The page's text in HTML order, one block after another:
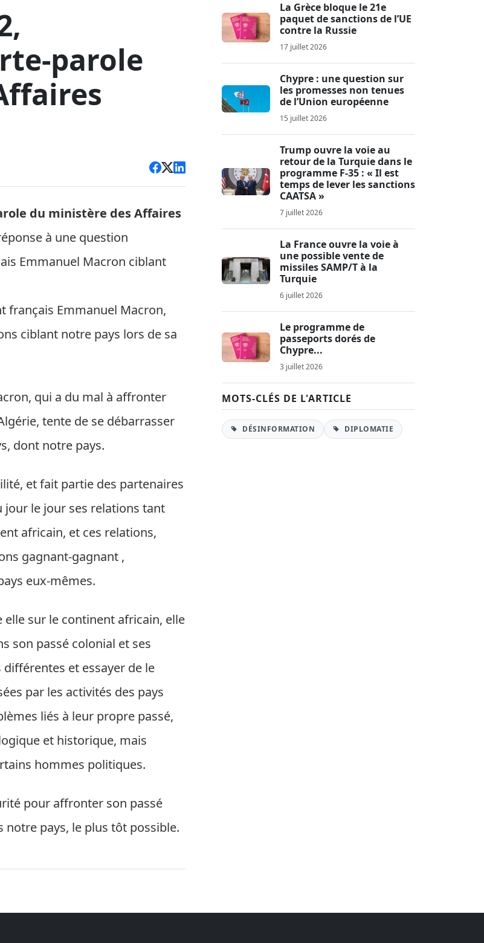
parole
du ministère des Affaires
à une question
Emmanuel Macron ciblant
français Emmanuel Macron,
ciblant notre pays lors de sa
qui a du mal à affronter
tente de se débarrasser
dont notre pays.
et fait partie des partenaires
jour le jour ses relations tant
africain, et ces relations,
gagnant-gagnant ,
eux-mêmes.
elle sur le continent africain, elle
son passé colonial et ses
et essayer de le
par les activités des pays
liés à leur propre passé,
et historique, mais
hommes politiques.
pour affronter son passé
notre pays, le plus tôt possible.
La Grèce bloque le 21e
paquet de sanctions de l’UE
contre la Russie
17 juillet 2026
Chypre : une question sur
les promesses non tenues
de l’Union européenne
15 juillet 2026
Trump ouvre la voie au
retour de la Turquie dans le
programme F-35 : « Il est
temps de lever les sanctions
CAATSA »
7 juillet 2026
La France ouvre la voie à
une possible vente de
missiles SAMP/T à la
Turquie
6 juillet 2026
Le programme de
passeports dorés de
Chypre...
3 juillet 2026
MOTS-CLÉS DE L'ARTICLE
DÉSINFORMATION DIPLOMATIE